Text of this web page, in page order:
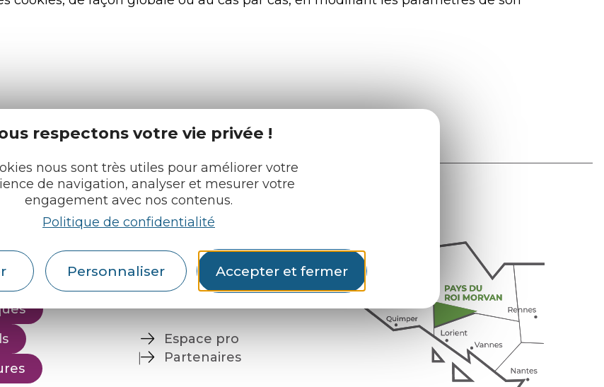
respectons votre vie privée !
nous sont très utiles pour améliorer votre
de navigation, analyser et mesurer votre
engagement avec nos contenus.
Politique de confidentialité
Personnaliser Accepter et fermer
pour maîtriser les cookies, consulter le site de la CNIL
Retrouvez-nous sur :
Espace pro
Partenaires